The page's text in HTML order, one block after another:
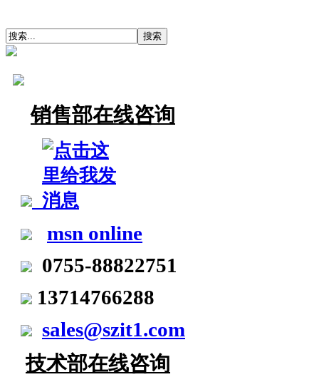
销售部在线咨询
msn online
0755-88822751
13714766288
sales@szit1.com
技术部在线咨询